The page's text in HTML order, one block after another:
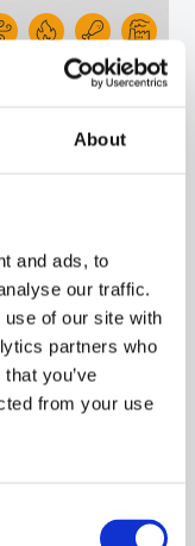
About
and ads, to
our traffic.
of our site with
partners who
you’ve
from your use
APPLICAZIONI DI